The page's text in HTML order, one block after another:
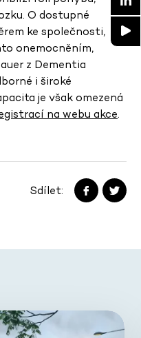
O dostupné
ke společnosti,
onemocněním,
z Dementia
i široké
je však omezená
na webu akce.
Sdílet: